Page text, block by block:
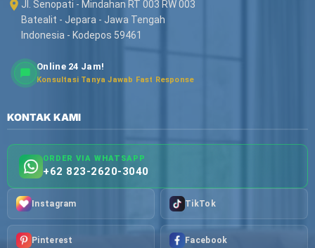
Jl. Senopati - Mindahan RT 003 RW 003
Batealit - Jepara - Jawa Tengah
Indonesia - Kodepos 59461
Online 24 Jam!
Konsultasi Tanya Jawab Fast Response
KONTAK KAMI
ORDER VIA WHATSAPP
+62 823-2620-3040
Instagram TikTok
Pinterest Facebook